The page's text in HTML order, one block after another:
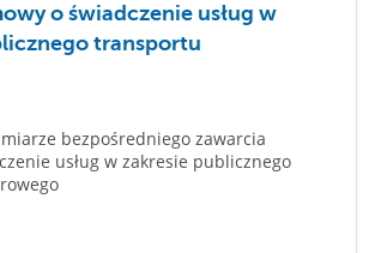
o świadczenie usług w
transportu
bezpośredniego zawarcia
usług w zakresie publicznego